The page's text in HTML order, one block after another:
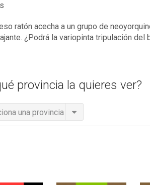
ratón acecha a un grupo de
¿Podrá la variopinta tripulación
provincia la quieres ver?
una provincia